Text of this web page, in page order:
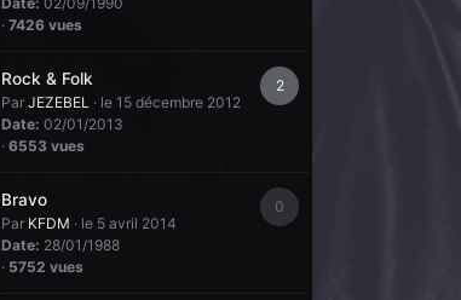
·7426 vues
2
Rock & Folk
ParJEZEBEL · le 15 décembre 2012
Date: 02/01/2013
·6553 vues
0
Bravo
Par KFDM · le 5 avril 2014
Date: 28/01/1988
· 5752 vues